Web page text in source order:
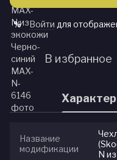
% Войти для
В избранное
Название
модификации
N